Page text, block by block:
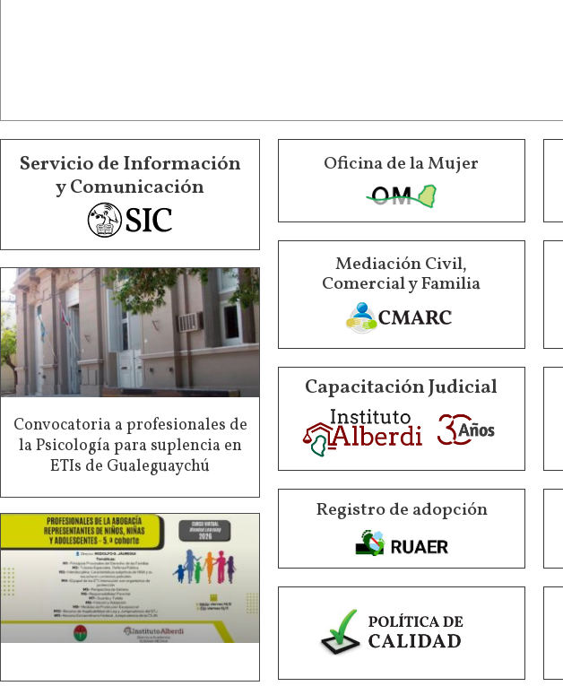
Servicio de Información
y Comunicación
Convocatoria a profesionales de
la Psicología para suplencia en
ETIs de Gualeguaychú
Oficina de la Mujer
Mediación Civil,
Comercial y Familia
Capacitación Judicial
Registro de adopción